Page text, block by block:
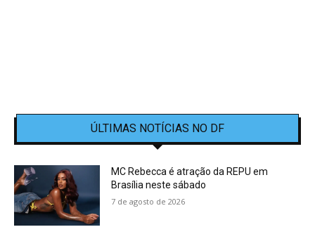
ÚLTIMAS NOTÍCIAS NO DF
MC Rebecca é atração da REPU em
Brasília neste sábado
7 de agosto de 2026